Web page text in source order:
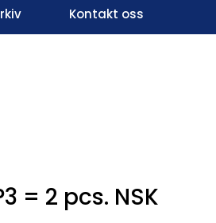
Infosenter
Kontakt oss
= 2 pcs. NSK